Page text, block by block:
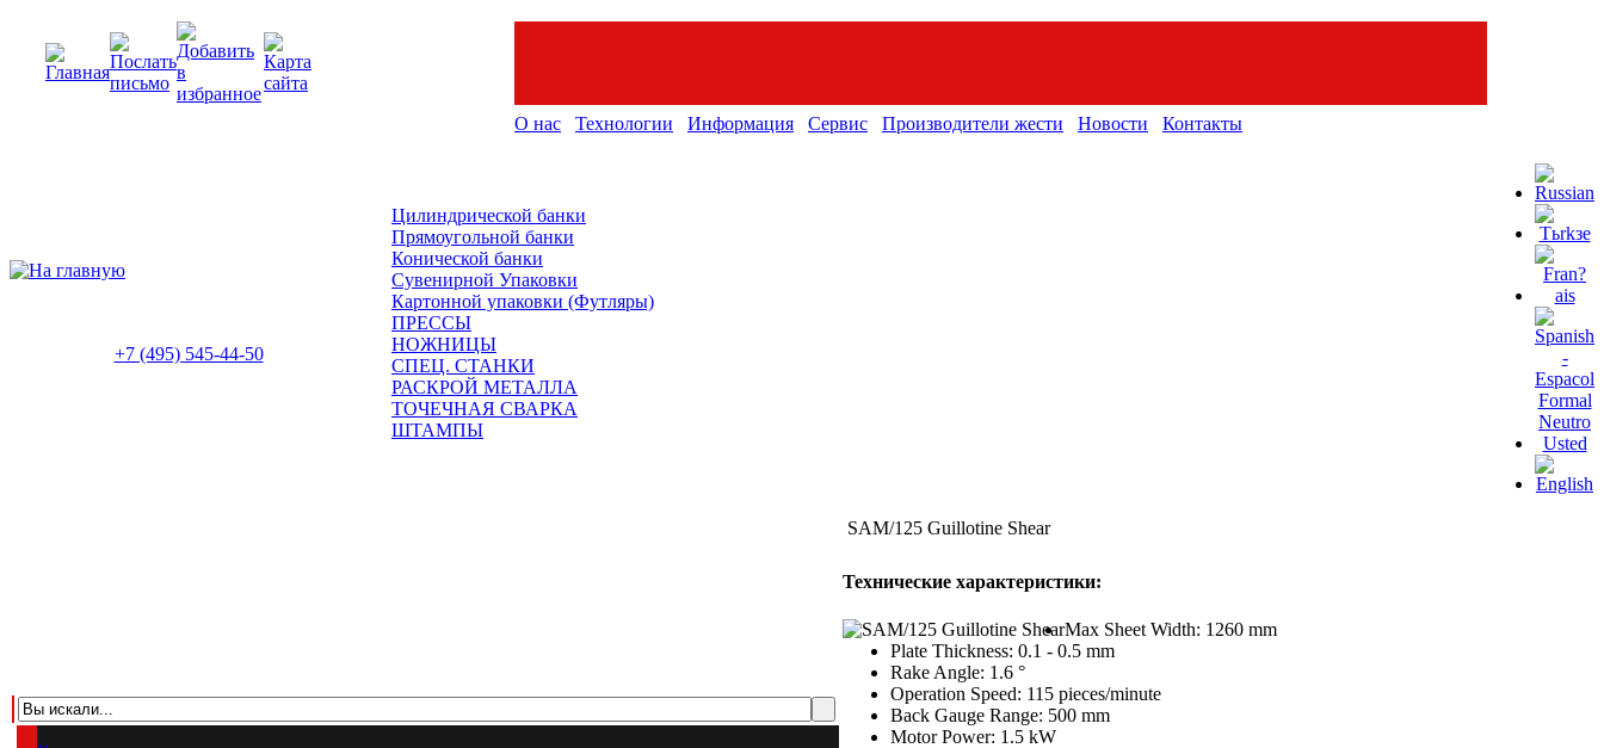
О нас Технологии Информация Сервис Производители жести Новости Контакты
+7 (495) 545-44-50
Цилиндрической банки
Прямоугольной банки
Конической банки
Сувенирной Упаковки
Картонной упаковки (Футляры)
ПРЕССЫ
НОЖНИЦЫ
СПЕЦ. СТАНКИ
РАСКРОЙ МЕТАЛЛА
ТОЧЕЧНАЯ СВАРКА
ШТАМПЫ
SAM/125 Guillotine Shear
Технические характеристики:
Max Sheet Width: 1260 mm
Plate Thickness: 0.1 - 0.5 mm
Rake Angle: 1.6 °
Operation Speed: 115 pieces/minute
Back Gauge Range: 500 mm
Motor Power: 1.5 kW